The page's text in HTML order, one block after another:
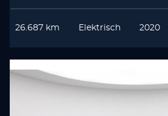
26.687 km Elektrisch 2020